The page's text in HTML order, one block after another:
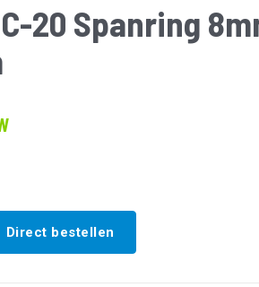
20 Spanring
Direct bestellen